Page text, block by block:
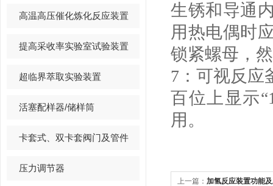
高温高压催化炼化反应装置
提高采收率实验室试验装置
超临界萃取实验装置
活塞配样器/储样筒
卡套式、双卡套阀门及管件
压力调节器
生锈和导通
用热电偶时
锁紧螺母，
7：可视反应
百位上显示
用。
上一篇： 加氢反应装置功能